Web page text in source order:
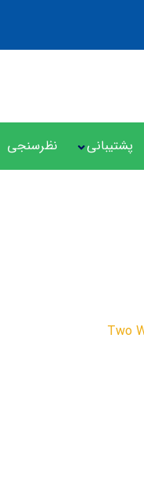
پشتیبانی نظرسنجی